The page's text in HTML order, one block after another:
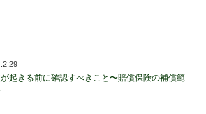
起きる前に確認すべきこと〜賠償保険の補償範